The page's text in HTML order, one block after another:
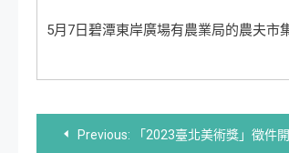
5月7日碧潭東岸廣場有農業局的農夫市
Previous: 「2023臺北美術獎」徵件開跑 5月1